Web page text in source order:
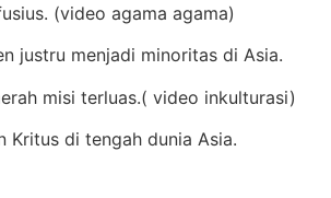
(video agama agama)
justru menjadi minoritas di Asia.
misi terluas.( video inkulturasi)
Kritus di tengah dunia Asia.